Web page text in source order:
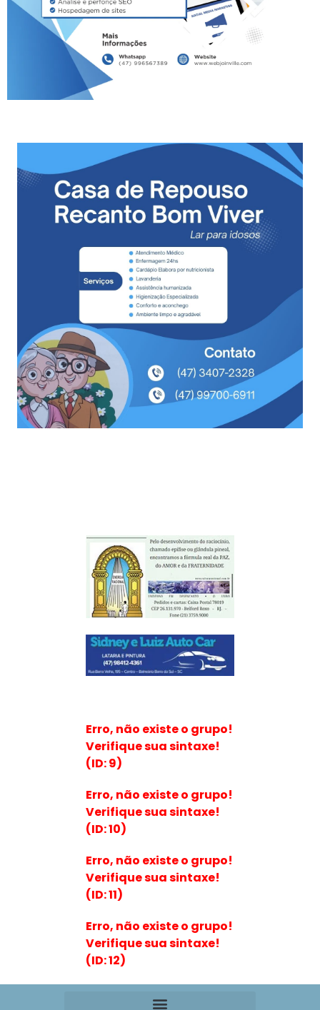
Erro, não existe o grupo!
Verifique sua sintaxe!
(ID: 9)
Erro, não existe o grupo!
Verifique sua sintaxe!
(ID: 10)
Erro, não existe o grupo!
Verifique sua sintaxe!
(ID: 11)
Erro, não existe o grupo!
Verifique sua sintaxe!
(ID: 12)